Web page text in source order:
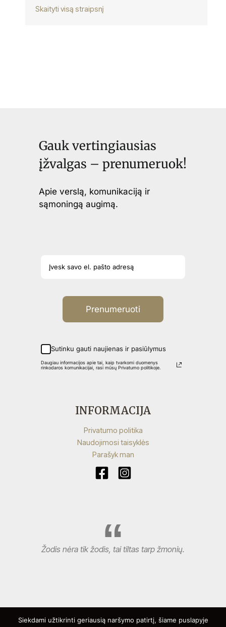
Skaityti visą straipsnį
Gauk vertingiausias
įžvalgas – prenumeruok!
Apie verslą, komunikaciją ir
sąmoningą augimą.
Prenumeruoti
Sutinku gauti naujienas ir pasiūlymus
Daugiau informacijos apie tai, kaip tvarkomi duomenys
rinkodaros komunikacijai, rasi mūsų Privatumo politikoje.
INFORMACIJA
Privatumo politika
Naudojimosi taisyklės
Parašyk man
Žodis nėra tik žodis, tai tiltas tarp žmonių.
Siekdami užtikrinti geriausią naršymo patirtį, šiame puslapyje